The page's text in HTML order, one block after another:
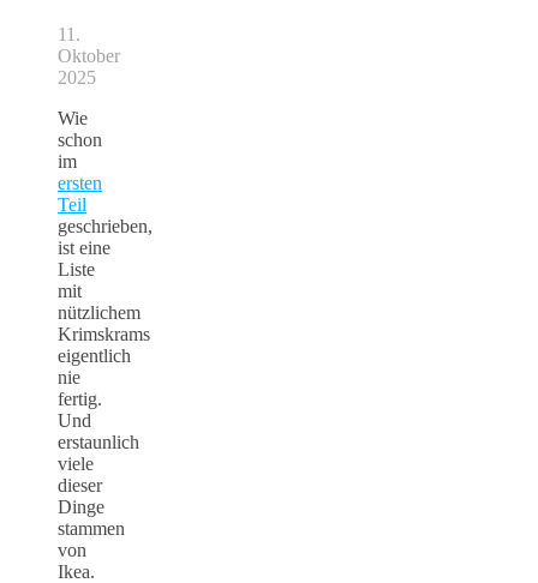
11.
Oktober
2025
Wie
schon
im
ersten
Teil
geschrieben,
ist eine
Liste
mit
nützlichem
Krimskrams
eigentlich
nie
fertig.
Und
erstaunlich
viele
dieser
Dinge
stammen
von
Ikea.